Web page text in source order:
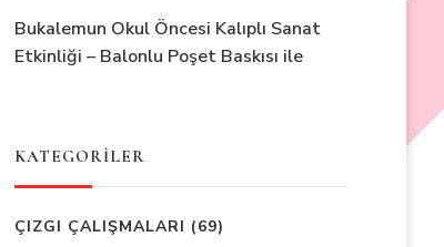
Bukalemun Okul Öncesi Kalıplı Sanat
Etkinliği – Balonlu Poşet Baskısı ile
KATEGORİLER
ÇIZGI ÇALIŞMALARI (69)